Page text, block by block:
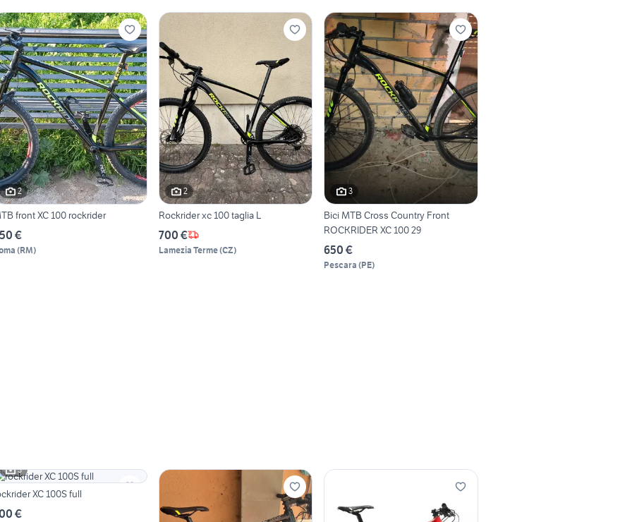
2
front XC 100 rockrider
€
(RM)
2
Rockrider xc 100 taglia L
700 €
Lamezia Terme(CZ)
3
Bici MTB Cross Country Front
ROCKRIDER XC 100 29
650 €
Pescara (PE)
3
XC 100S full
€